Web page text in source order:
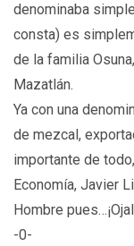
denominaba
consta) es
de la familia
Mazatlán.
Ya con una
de mezcal,
importante de
Economía, Javier
Hombre
-0-